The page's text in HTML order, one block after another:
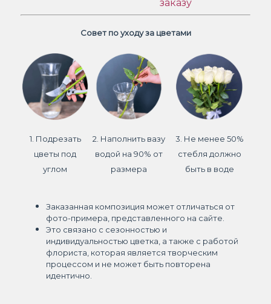
заказу
Совет по уходу за цветами
1. Подрезать
цветы под
углом
2. Наполнить вазу
водой на 90% от
размера
3. Не менее 50%
стебля должно
быть в воде
Заказанная композиция может отличаться от
фото-примера, представленного на сайте.
Это связано с сезонностью и
индивидуальностью цветка, а также с работой
флориста, которая является творческим
процессом и не может быть повторена
идентично.